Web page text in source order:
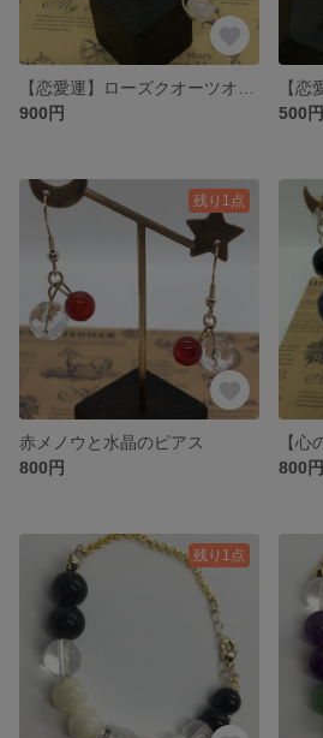
900円
500円
残り1点
赤メノウと水晶のピアス
800円
800円
残り1点